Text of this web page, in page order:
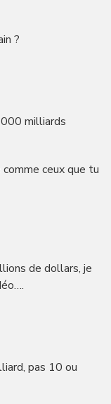
?
milliards
ceux que tu
de dollars, je
pas 10 ou